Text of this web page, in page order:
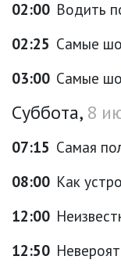
02:00 Водить
02:25 Самые
03:00 Самые
Суббота, 8
07:15 Самая
08:00 Как
12:00
12:50